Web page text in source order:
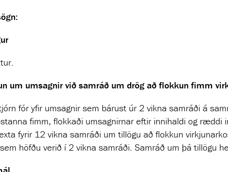
um umsagnir við samráð um drög að flokkun fimm
fór yfir umsagnir sem bárust úr 2 vikna samráði á
fimm, flokkaði umsagnirnar eftir innihaldi og ræddi
fyrir 12 vikna samráði um tillögu að flokkun
höfðu verið í 2 vikna samráði. Samráð um þá tillögu